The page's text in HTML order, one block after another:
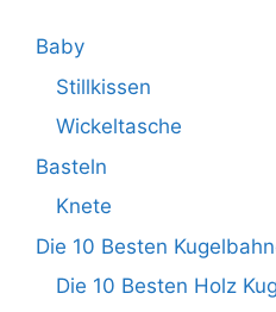
Baby
Stillkissen
Wickeltasche
Basteln
Knete
Die 10 Besten
Die 10 Besten Holz